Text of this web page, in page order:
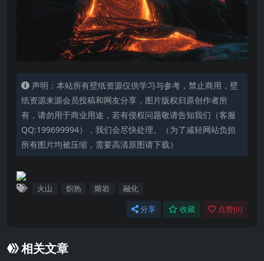
声明：本站所有壁纸资源仅供学习与参考，禁止商用，壁
纸资源来源会员投稿和网友分享，图片版权归原创作者所
有，请勿用于商业用途，若有侵权问题敬请告知我们（客服
QQ:199699994），我们会尽快处理。（为了减轻网站负担
所有图片均被压缩，需要高清原图请下载）
火山 炽热 熔岩 融化
分享 收藏 点赞(0)
相关文章